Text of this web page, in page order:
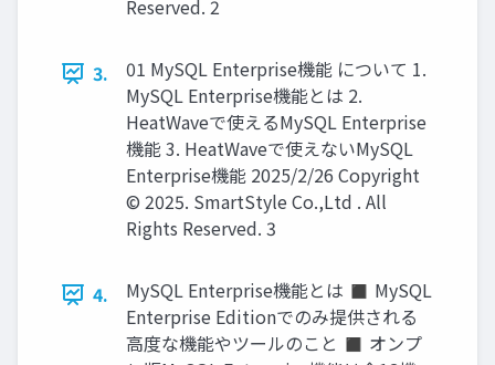
Reserved. 2
3.
01 MySQL Enterprise機能 について 1.
MySQL Enterprise機能とは 2.
HeatWaveで使えるMySQL Enterprise
機能 3. HeatWaveで使えないMySQL
Enterprise機能 2025/2/26 Copyright
© 2025. SmartStyle Co.,Ltd . All
Rights Reserved. 3
4.
MySQL Enterprise機能とは ◼ MySQL
Enterprise Editionでのみ提供される
高度な機能やツールのこと ◼ オンプ